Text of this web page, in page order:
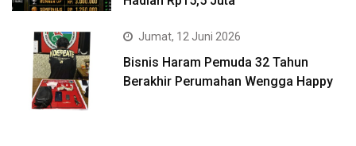
Jumat, 12 Juni 2026
Bisnis Haram Pemuda 32 Tahun
Berakhir Perumahan Wengga Happy